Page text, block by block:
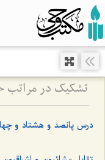
درس پانصد و هشتاد و